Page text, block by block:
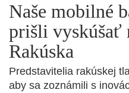
Naše mobilné
prišli vyskúšať
Rakúska
Predstavitelia rakúskej
aby sa zoznámili s